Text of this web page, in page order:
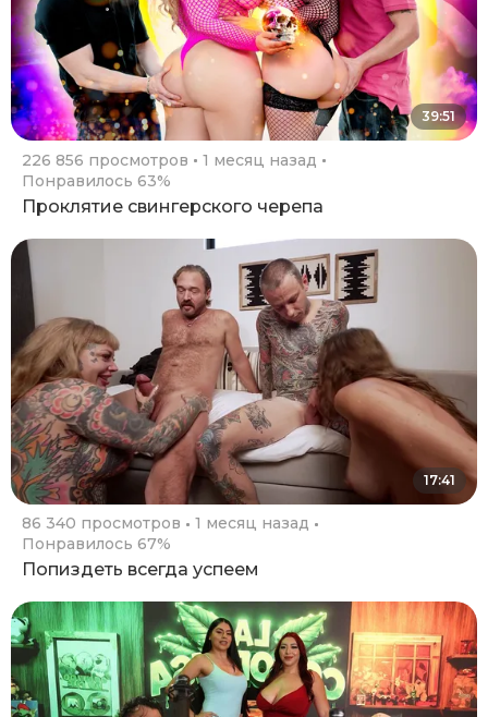
39:51
226 856 просмотров
1 месяц назад
Понравилось 63%
Проклятие свингерского черепа
17:41
86 340 просмотров
1 месяц назад
Понравилось 67%
Попиздеть всегда успеем